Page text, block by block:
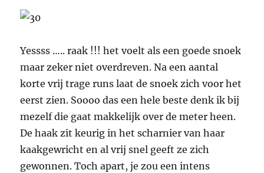
Yessss ….. raak !!! het voelt als een goede snoek
maar zeker niet overdreven. Na een aantal
korte vrij trage runs laat de snoek zich voor het
eerst zien. Soooo das een hele beste denk ik bij
mezelf die gaat makkelijk over de meter heen.
De haak zit keurig in het scharnier van haar
kaakgewricht en al vrij snel geeft ze zich
gewonnen. Toch apart, je zou een intens